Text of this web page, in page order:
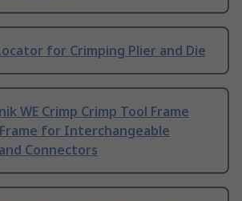
for Crimping Plier and Die
WE Crimp Crimp Tool Frame
for Interchangeable
Connectors